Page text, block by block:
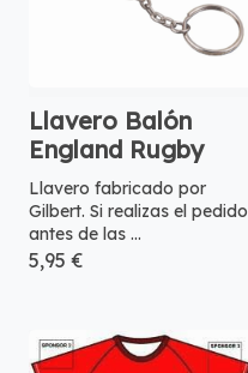
Llavero Balón
England Rugby
Llavero fabricado por
Gilbert. Si realizas el pedido
antes de las ...
5,95 €